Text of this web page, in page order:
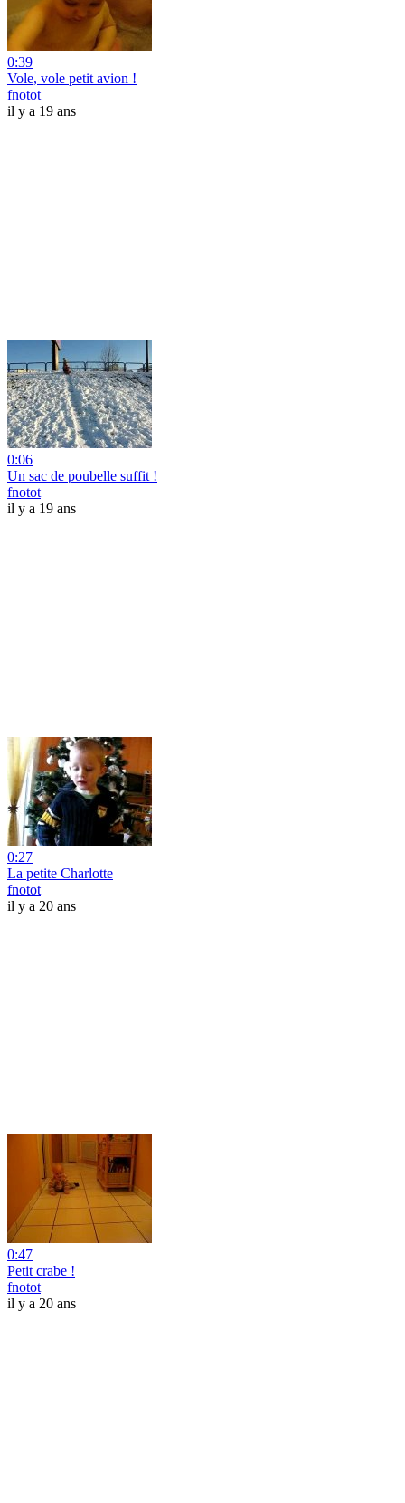
0:39
Vole, vole petit avion !
fnotot
il y a 19 ans
0:06
Un sac de poubelle suffit !
fnotot
il y a 19 ans
0:27
La petite Charlotte
fnotot
il y a 20 ans
0:47
Petit crabe !
fnotot
il y a 20 ans